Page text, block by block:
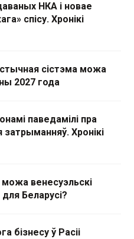
НКА і новае
спісу. Хронікі
сістэма можа
2027 года
паведамілі пра
затрыманняў. Хронікі
венесуэльскі
Беларусі?
бізнесу ў Расіі